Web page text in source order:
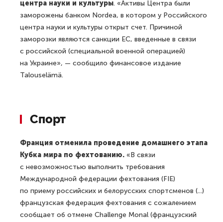
центра науки и культуры. «Активы Центра были
заморожены банком Nordea, в котором у Российского
центра науки и культуры открыт счет. Причиной
заморозки являются санкции ЕС, введенные в связи
с российской (специальной военной операцией)
на Украине», — сообщило финансовое издание
Talouselämä.
Спорт
Франция отменила проведение домашнего этапа
Кубка мира по фехтованию. «В связи
с невозможностью выполнить требования
Международной федерации фехтования (FIE)
по приему российских и белорусских спортсменов (...)
французская федерация фехтования с сожалением
сообщает об отмене Challenge Monal (французский